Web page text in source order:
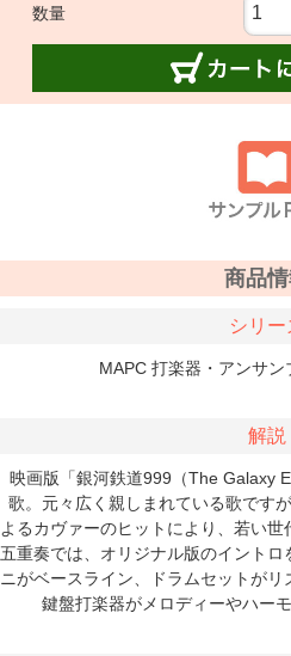
数量
商品
シリー
MAPC 打楽器・アンサ
解説
映画版「銀河鉄道999（The Galaxy
歌。元々広く親しまれている歌です
よるカヴァーのヒットにより、若い
五重奏では、オリジナル版のイント
ニがベースライン、ドラムセットが
鍵盤打楽器がメロディーやハー